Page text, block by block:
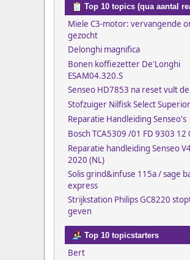
Top 10 topics (qua aantal
Miele C3-motor: vervangende
gezocht
Delonghi magnifica
Bonen koffiezetter De'Longhi
ESAM04.320.S
Senseo HD7853 na reset vult
Stofzuiger Nilfisk Select Superior
Reparatie Handleiding Senseo's
Bosch TCA5309 /01 FD 9303 12
Reparatie handleiding Senseo
2020 (NL)
Solis grind&infuse 115a / sage
express
Strijkstation Philips GC8220
geven
Top 10 topicstarters
Bert